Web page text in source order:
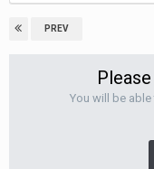
PREV
You will be